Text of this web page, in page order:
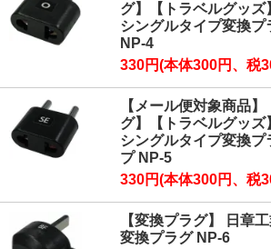
グ】【トラベルグッズ
シングルタイプ変換プ
NP-4
330円(本体300円、税
【メール便対象商品】
グ】【トラベルグッズ
シングルタイプ変換プ
プ NP-5
330円(本体300円、税
【変換プラグ】 日章
変換プラグ NP-6